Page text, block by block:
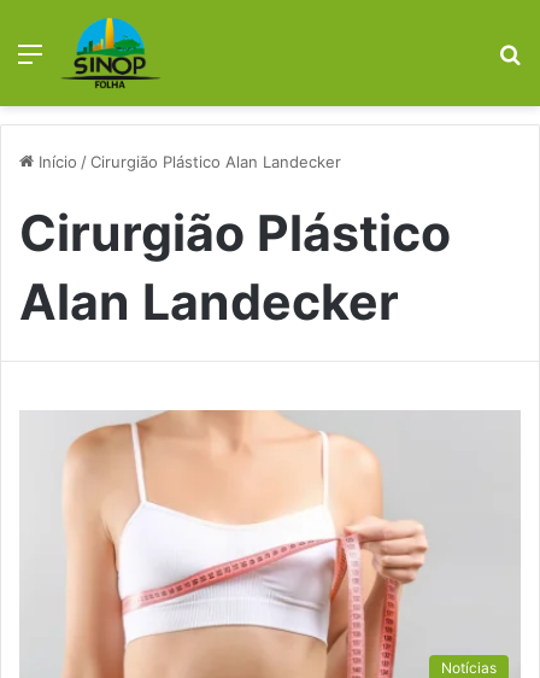
Menu
Início /Cirurgião Plástico Alan Landecker
Cirurgião Plástico
Alan Landecker
Notícias